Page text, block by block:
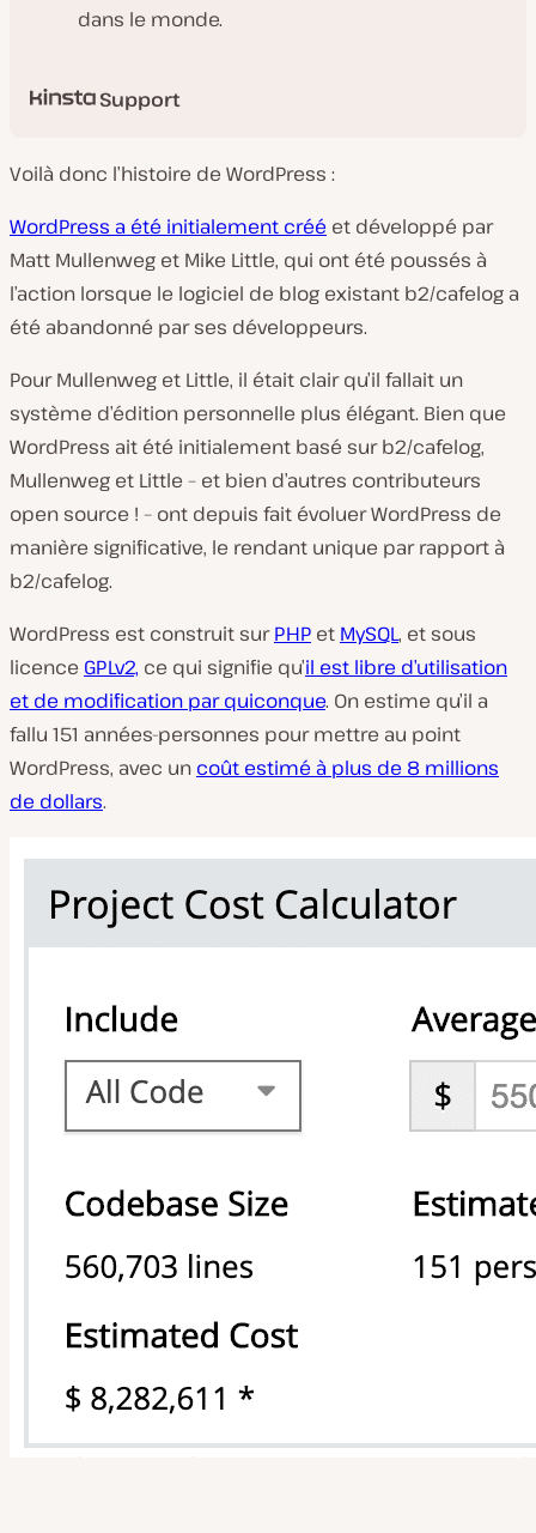
dans le monde.
Support
Voilà donc l’histoire de WordPress :
WordPress a été initialement créé et développé par
Matt Mullenweg et Mike Little, qui ont été poussés à
l’action lorsque le logiciel de blog existant b2/cafelog a
été abandonné par ses développeurs.
Pour Mullenweg et Little, il était clair qu’il fallait un
système d’édition personnelle plus élégant. Bien que
WordPress ait été initialement basé sur b2/cafelog,
Mullenweg et Little – et bien d’autres contributeurs
open source ! – ont depuis fait évoluer WordPress de
manière significative, le rendant unique par rapport à
b2/cafelog.
WordPress est construit surPHP et MySQL, et sous
licence GPLv2, ce qui signifie qu’il est libre d’utilisation
et de modification par quiconque. On estime qu’il a
fallu 151 années-personnes pour mettre au point
WordPress, avec un coût estimé à plus de 8 millions
de dollars.